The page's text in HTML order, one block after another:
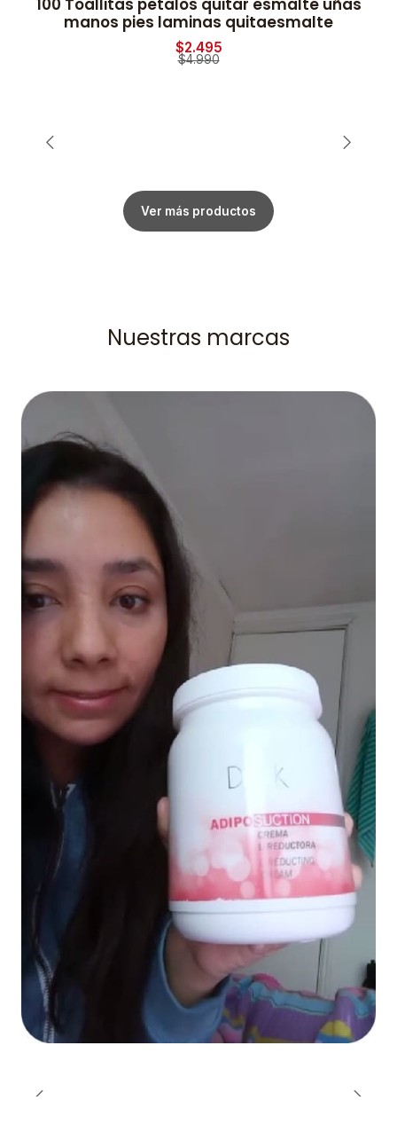
-50% OFF
manos pies laminas quitaesmalte
$2.495
$4.990
Ver más productos
Nuestras marcas